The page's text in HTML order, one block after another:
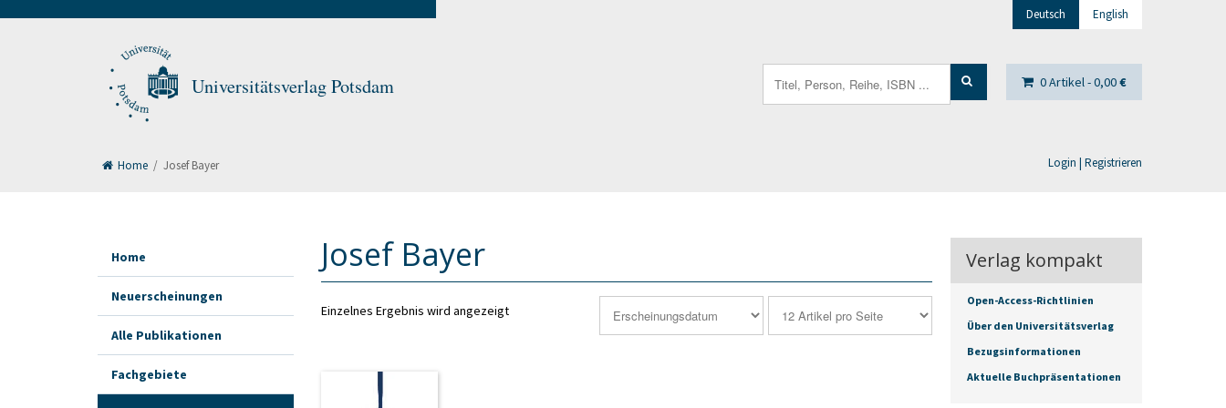
Universitätsverlag Potsdam
Deutsch English
0 Artikel -0,00€
Login | Registrieren
for:
Home / Josef Bayer
Josef Bayer
Einzelnes Ergebnis wird angezeigt
Home
Neuerscheinungen
Alle Publikationen
Fachgebiete
Verlag kompakt
Open-Access-Richtlinien
Über den Universitätsverlag
Bezugsinformationen
Aktuelle Buchpräsentationen